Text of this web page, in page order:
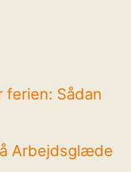
ferien: Sådan
Arbejdsglæde